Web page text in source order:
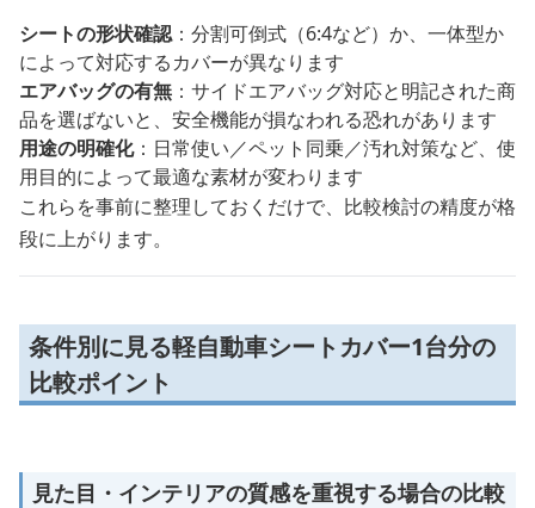
シートの形状確認：分割可倒式（6:4など）か、一体型か
によって対応するカバーが異なります
エアバッグの有無 ：サイドエアバッグ対応と明記された商
品を選ばないと、安全機能が損なわれる恐れがあります
用途の明確化：日常使い／ペット同乗／汚れ対策など、使
用目的によって最適な素材が変わります
これらを事前に整理しておくだけで、比較検討の精度が格
段に上がります。
条件別に見る軽自動車シートカバー1台分の
比較ポイント
見た目・インテリアの質感を重視する場合の比較